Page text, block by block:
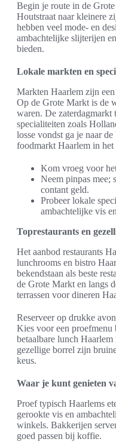
Begin je route in de
Houtstraat naar kleinere
hebben veel mode- en
ambachtelijke slijterijen
bieden.
Lokale markten en
Markten Haarlem zijn
Op de Grote Markt is de
waren. De zaterdagmarkt
specialiteiten zoals
losse vondst ga je naar
foodmarkt Haarlem in het
Kom vroeg voor
Neem pinpas mee;
contant geld.
Probeer lokale
ambachtelijke vis
Toprestaurants en
Het aanbod restaurants
lunchrooms en bistro
bekendstaan als beste
de Grote Markt en langs
terrassen voor dineren
Reserveer op drukke
Kies voor een
betaalbare lunch
gezellige borrel zijn
keus.
Waar je kunt genieten
Proef typisch Haarlems
gerookte vis en
winkels. Bakkerijen
goed passen bij koffie.